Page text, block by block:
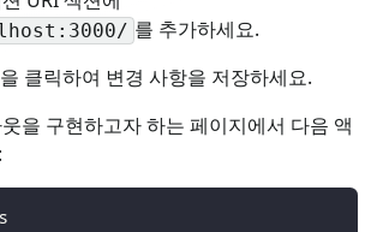
를 추가하세요.
클릭하여 변경 사항을 저장하세요.
을 구현하고자 하는 페이지에서 다음 액